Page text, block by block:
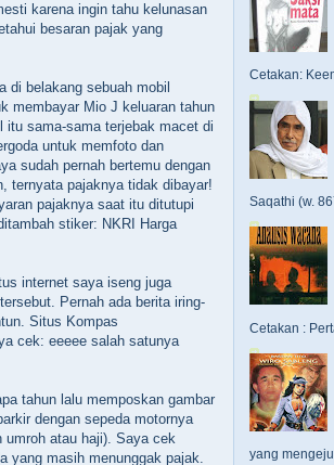
karena ingin tahu kelunasan
besaran pajak yang
di belakang sebuah mobil
membayar Mio J keluaran tahun
itu sama-sama terjebak macet di
untuk memfoto dan
sudah pernah bertemu dengan
ternyata pajaknya tidak dibayar!
pajaknya saat itu ditutupi
stiker: NKRI Harga
internet saya iseng juga
Pernah ada berita iring-
Situs Kompas
cek: eeeee salah satunya
tahun lalu memposkan gambar
dengan sepeda motornya
umroh atau haji). Saya cek
yang masih menunggak pajak.
Cetakan:
Saqathi (w.
Cetakan :
yang